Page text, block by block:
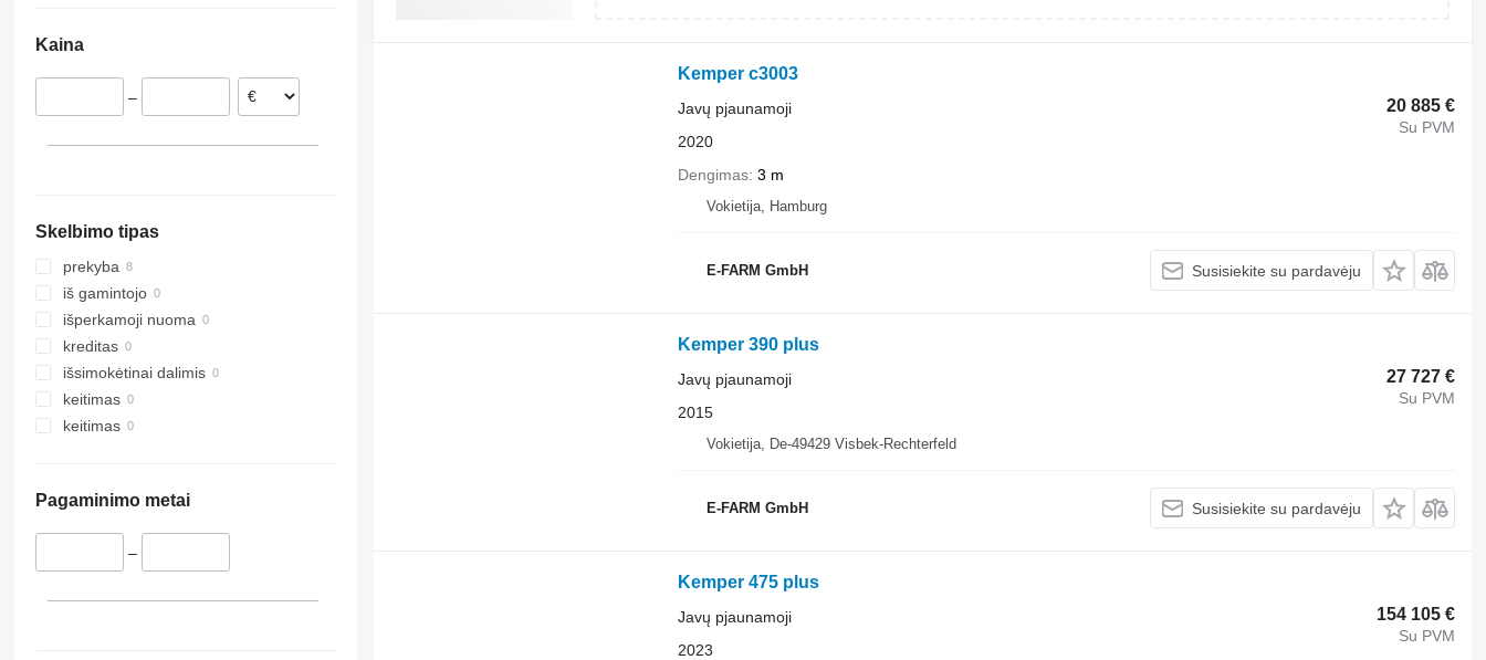
Kaina
–
Skelbimo tipas
prekyba
iš gamintojo
išperkamoji nuoma
kreditas
išsimokėtinai dalimis
keitimas
keitimas
Pagaminimo metai
–
Kemper c3003
20 885 €
Su PVM
Javų pjaunamoji
2020
Dengimas 3 m
Vokietija, Hamburg
E-FARM GmbH Susisiekite su pardavėju
Kemper 390 plus
27 727 €
Su PVM
Javų pjaunamoji
2015
Vokietija, De-49429 Visbek-Rechterfeld
E-FARM GmbH Susisiekite su pardavėju
Kemper 475 plus
154 105 €
Su PVM
Javų pjaunamoji
2023